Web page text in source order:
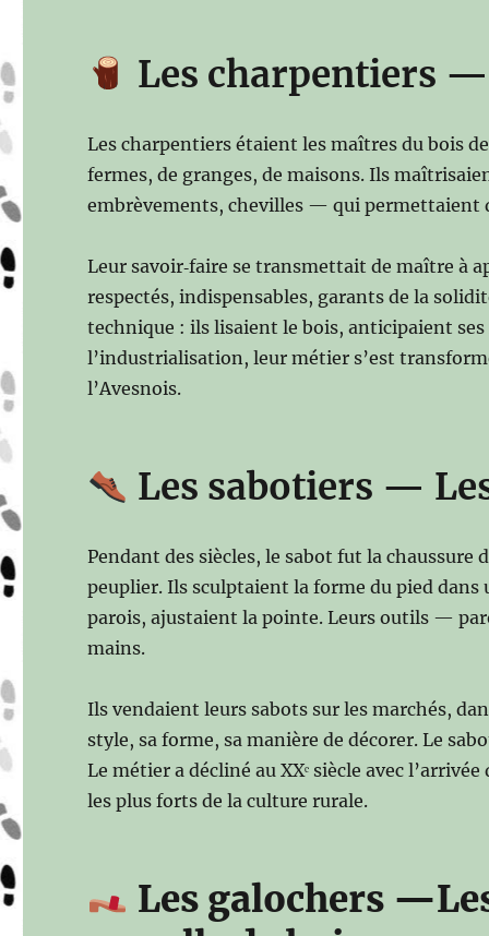
Les charpentiers
Les charpentiers étaient les maîtres du bois
fermes, de granges, de maisons. Ils
embrèvements, chevilles — qui permettaient
Leur savoir‑faire se transmettait de maître à
respectés, indispensables, garants de la
technique : ils lisaient le bois, anticipaient
l’industrialisation, leur métier s’est
l’Avesnois.
Les sabotiers —
Pendant des siècles, le sabot fut la
peuplier. Ils sculptaient la forme du pied
parois, ajustaient la pointe. Leurs outils —
mains.
Ils vendaient leurs sabots sur les marchés,
style, sa forme, sa manière de décorer. Le
Le métier a décliné au XXᵉ siècle avec
les plus forts de la culture rurale.
Les galochers